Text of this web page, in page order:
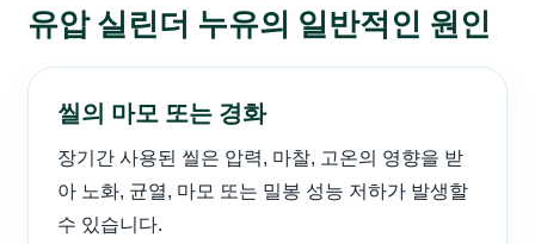
유압 실린더 누유의 일반적인 원인
씰의 마모 또는 경화
장기간 사용된 씰은 압력, 마찰, 고온의 영향을 받
아 노화, 균열, 마모 또는 밀봉 성능 저하가 발생할
수 있습니다.